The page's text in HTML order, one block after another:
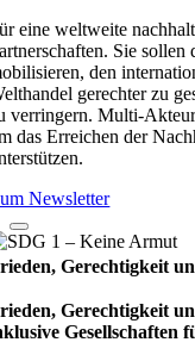
eine weltweite
Sie
den
gerechter zu
verringern. Multi-
das Erreichen der
Newsletter
Gerechtigkeit
Gerechtigkeit
Gesell­schaf­ten